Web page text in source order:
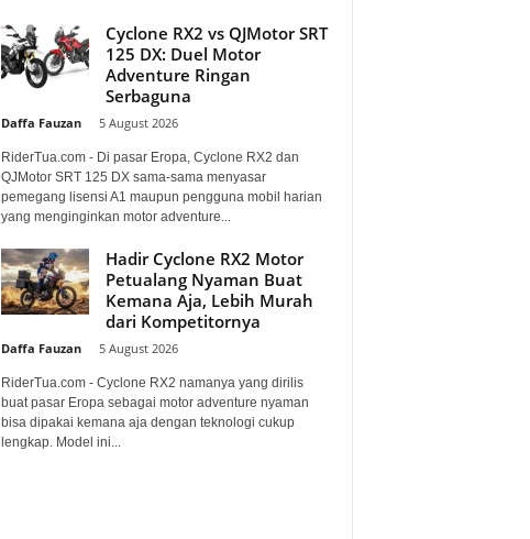
Cyclone RX2 vs QJMotor SRT
125 DX: Duel Motor
Adventure Ringan
Serbaguna
Daffa Fauzan 5 August 2026
RiderTua.com - Di pasar Eropa, Cyclone RX2 dan
QJMotor SRT 125 DX sama-sama menyasar
pemegang lisensi A1 maupun pengguna mobil harian
yang menginginkan motor adventure...
Hadir Cyclone RX2 Motor
Petualang Nyaman Buat
Kemana Aja, Lebih Murah
dari Kompetitornya
Daffa Fauzan 5 August 2026
RiderTua.com - Cyclone RX2 namanya yang dirilis
buat pasar Eropa sebagai motor adventure nyaman
bisa dipakai kemana aja dengan teknologi cukup
lengkap. Model ini...